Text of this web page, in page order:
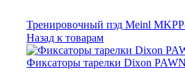
Тренировочный пэд Meinl
Назад к товарам
Фиксаторы тарелки Dixon